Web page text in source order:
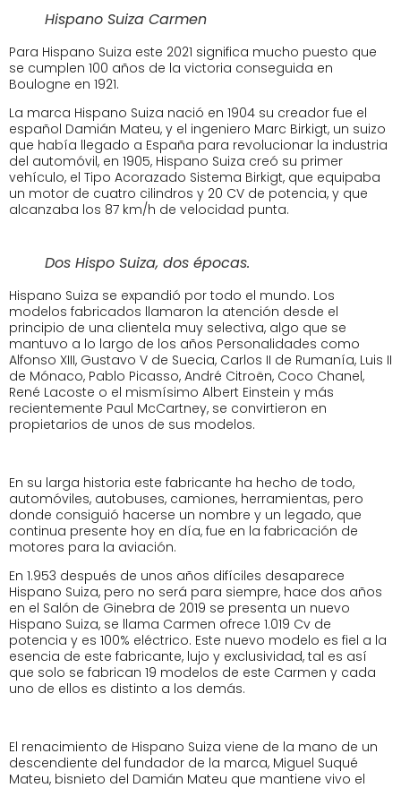
Hispano Suiza Carmen
Para Hispano Suiza este 2021 significa mucho puesto que
se cumplen 100 años de la victoria conseguida en
Boulogne en 1921.
La marca Hispano Suiza nació en 1904 su creador fue el
español Damián Mateu, y el ingeniero Marc Birkigt, un suizo
que había llegado a España para revolucionar la industria
del automóvil, en 1905, Hispano Suiza creó su primer
vehículo, el Tipo Acorazado Sistema Birkigt, que equipaba
un motor de cuatro cilindros y 20 CV de potencia, y que
alcanzaba los 87 km/h de velocidad punta.
Dos Hispo Suiza, dos épocas.
Hispano Suiza se expandió por todo el mundo. Los
modelos fabricados llamaron la atención desde el
principio de una clientela muy selectiva, algo que se
mantuvo a lo largo de los años Personalidades como
Alfonso XIII, Gustavo V de Suecia, Carlos II de Rumanía, Luis II
de Mónaco, Pablo Picasso, André Citroën, Coco Chanel,
René Lacoste o el mismísimo Albert Einstein y más
recientemente Paul McCartney, se convirtieron en
propietarios de unos de sus modelos.
En su larga historia este fabricante ha hecho de todo,
automóviles, autobuses, camiones, herramientas, pero
donde consiguió hacerse un nombre y un legado, que
continua presente hoy en día, fue en la fabricación de
motores para la aviación.
En 1.953 después de unos años difíciles desaparece
Hispano Suiza, pero no será para siempre, hace dos años
en el Salón de Ginebra de 2019 se presenta un nuevo
Hispano Suiza, se llama Carmen ofrece 1.019 Cv de
potencia y es 100% eléctrico. Este nuevo modelo es fiel a la
esencia de este fabricante, lujo y exclusividad, tal es así
que solo se fabrican 19 modelos de este Carmen y cada
uno de ellos es distinto a los demás.
El renacimiento de Hispano Suiza viene de la mano de un
descendiente del fundador de la marca, Miguel Suqué
Mateu, bisnieto del Damián Mateu que mantiene vivo el